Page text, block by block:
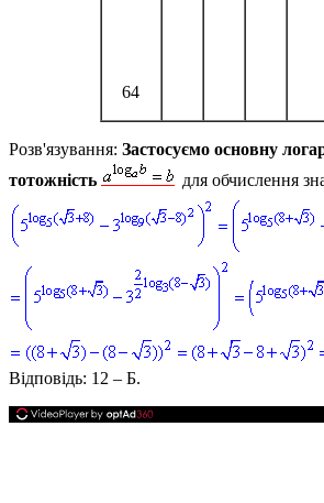
64
Розв'язування: Застосуємо основну
тотожність
для обчислення
Відповідь: 12 – Б.